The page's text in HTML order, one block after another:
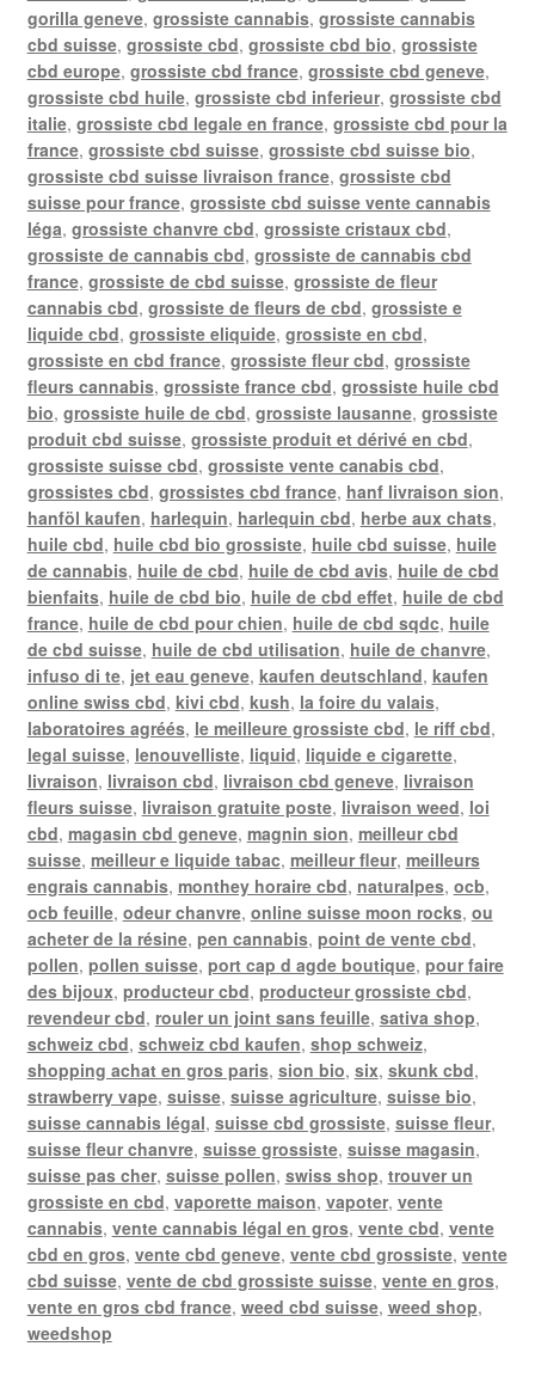
gorilla geneve, grossiste cannabis, grossiste cannabis
cbd suisse, grossiste cbd, grossiste cbd bio, grossiste
cbd europe, grossiste cbd france, grossiste cbd geneve,
grossiste cbd huile, grossiste cbd inferieur, grossiste cbd
italie, grossiste cbd legale en france, grossiste cbd pour la
france, grossiste cbd suisse, grossiste cbd suisse bio,
grossiste cbd suisse livraison france, grossiste cbd
suisse pour france, grossiste cbd suisse vente cannabis
léga, grossiste chanvre cbd, grossiste cristaux cbd,
grossiste de cannabis cbd, grossiste de cannabis cbd
france, grossiste de cbd suisse, grossiste de fleur
cannabis cbd, grossiste de fleurs de cbd, grossiste e
liquide cbd, grossiste eliquide, grossiste en cbd,
grossiste en cbd france, grossiste fleur cbd, grossiste
fleurs cannabis, grossiste france cbd, grossiste huile cbd
bio, grossiste huile de cbd, grossiste lausanne, grossiste
produit cbd suisse, grossiste produit et dérivé en cbd,
grossiste suisse cbd, grossiste vente canabis cbd,
grossistes cbd, grossistes cbd france, hanf livraison sion,
hanföl kaufen, harlequin, harlequin cbd, herbe aux chats,
huile cbd, huile cbd bio grossiste, huile cbd suisse, huile
de cannabis, huile de cbd, huile de cbd avis, huile de cbd
bienfaits, huile de cbd bio, huile de cbd effet, huile de cbd
france, huile de cbd pour chien, huile de cbd sqdc, huile
de cbd suisse, huile de cbd utilisation, huile de chanvre,
infuso di te, jet eau geneve, kaufen deutschland, kaufen
online swiss cbd, kivi cbd, kush, la foire du valais,
laboratoires agréés, le meilleure grossiste cbd, le riff cbd,
legal suisse, lenouvelliste, liquid, liquide e cigarette,
livraison, livraison cbd, livraison cbd geneve, livraison
fleurs suisse, livraison gratuite poste, livraison weed, loi
cbd, magasin cbd geneve, magnin sion, meilleur cbd
suisse, meilleur e liquide tabac, meilleur fleur, meilleurs
engrais cannabis, monthey horaire cbd, naturalpes, ocb,
ocb feuille, odeur chanvre, online suisse moon rocks, ou
acheter de la résine, pen cannabis, point de vente cbd,
pollen, pollen suisse, port cap d agde boutique, pour faire
des bijoux, producteur cbd, producteur grossiste cbd,
revendeur cbd, rouler un joint sans feuille, sativa shop,
schweiz cbd, schweiz cbd kaufen, shop schweiz,
shopping achat en gros paris, sion bio, six, skunk cbd,
strawberry vape, suisse, suisse agriculture, suisse bio,
suisse cannabis légal, suisse cbd grossiste, suisse fleur,
suisse fleur chanvre, suisse grossiste, suisse magasin,
suisse pas cher, suisse pollen, swiss shop, trouver un
grossiste en cbd, vaporette maison, vapoter, vente
cannabis, vente cannabis légal en gros, vente cbd, vente
cbd en gros, vente cbd geneve, vente cbd grossiste, vente
cbd suisse, vente de cbd grossiste suisse, vente en gros,
vente en gros cbd france, weed cbd suisse, weed shop,
weedshop